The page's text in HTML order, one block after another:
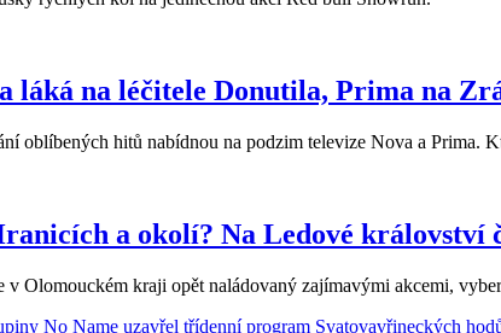
láká na léčitele Donutila, Prima na
oblíbených hitů nabídnou na podzim televize Nova a Prima.
a okolí? Na Ledové království
Olomouckém kraji opět naládovaný zajímavými akcemi,